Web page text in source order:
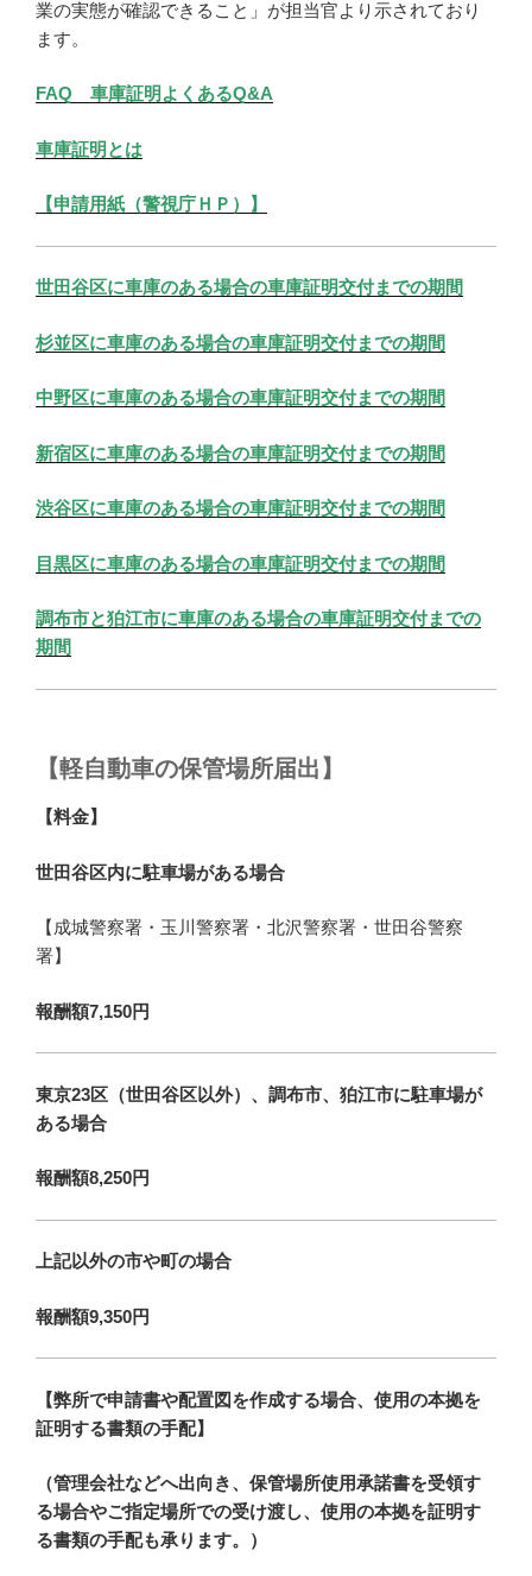
業の実態が確認できること」が担当官より示されており
ます。
FAQ 車庫証明よくあるQ&A
車庫証明とは
【申請用紙（警視庁ＨＰ）】
世田谷区に車庫のある場合の車庫証明交付までの期間
杉並区に車庫のある場合の車庫証明交付までの期間
中野区に車庫のある場合の車庫証明交付までの期間
新宿区に車庫のある場合の車庫証明交付までの期間
渋谷区に車庫のある場合の車庫証明交付までの期間
目黒区に車庫のある場合の車庫証明交付までの期間
調布市と狛江市に車庫のある場合の車庫証明交付までの
期間
【軽自動車の保管場所届出】
【料金】
世田谷区内に駐車場がある場合
【成城警察署・玉川警察署・北沢警察署・世田谷警察
署】
報酬額7,150円
東京23区（世田谷区以外）、調布市、狛江市に駐車場が
ある場合
報酬額8,250円
上記以外の市や町の場合
報酬額9,350円
【弊所で申請書や配置図を作成する場合、使用の本拠を
証明する書類の手配】
（管理会社などへ出向き、保管場所使用承諾書を受領す
る場合やご指定場所での受け渡し、使用の本拠を証明す
る書類の手配も承ります。）